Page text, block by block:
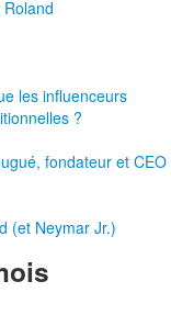
les influenceurs
?
fondateur et CEO
(et Neymar Jr.)